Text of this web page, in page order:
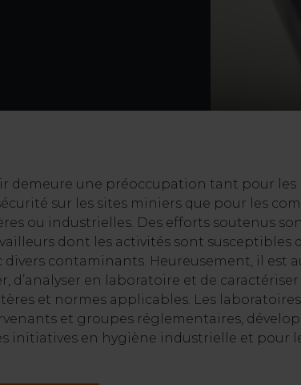
demeure une préoccupation tant pour
sur les sites miniers que pour les
ou industrielles. Des efforts soutenus
dont les activités sont susceptibles
divers contaminants. Heureusement, il est
d’analyser en laboratoire et de
et normes applicables. Les
et groupes réglementaires,
initiatives en hygiène industrielle et pour